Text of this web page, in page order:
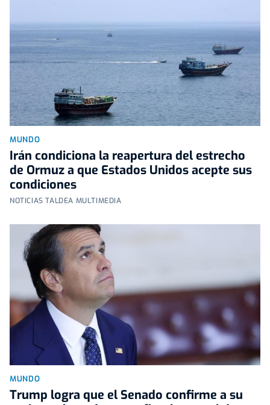
MUNDO
Irán condiciona la reapertura del estrecho
de Ormuz a que Estados Unidos acepte sus
condiciones
NOTICIAS TALDEA MULTIMEDIA
MUNDO
Trump logra que el Senado confirme a su